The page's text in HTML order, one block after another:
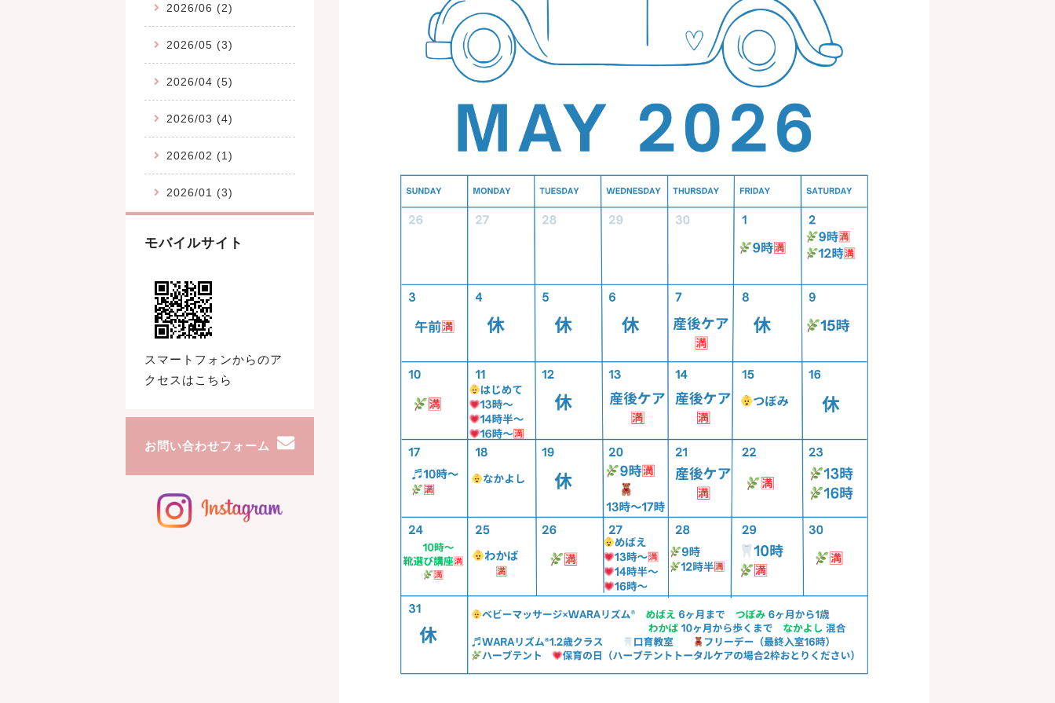
2026/06 (2)
2026/05 (3)
2026/04 (5)
2026/03 (4)
2026/02 (1)
2026/01 (3)
モバイルサイト
スマートフォンからのア
クセスはこちら
お問い合わせフォーム